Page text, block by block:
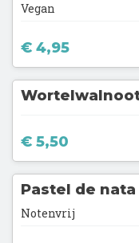
Vegan
€ 4,95
€ 5,50
Pastel de
Notenvrij